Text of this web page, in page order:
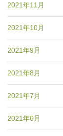
2021年11月
2021年10月
2021年9月
2021年8月
2021年7月
2021年6月